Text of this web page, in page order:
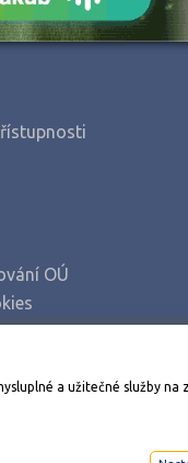
OÚ
Stáhněte si
AMOS
a užitečné služby